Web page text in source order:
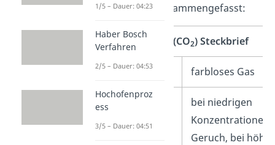
einem Steckbrief zusammengefasst:
Kohlenstoffdioxid (CO2) Steckbrief
Aussehen farbloses Gas
Geruch
bei niedrigen
Konzentrationen
Geruch, bei
1/5 – Dauer: 04:23
Haber Bosch
Verfahren
2/5 – Dauer: 04:53
Hochofenproz
ess
3/5 – Dauer: 04:51